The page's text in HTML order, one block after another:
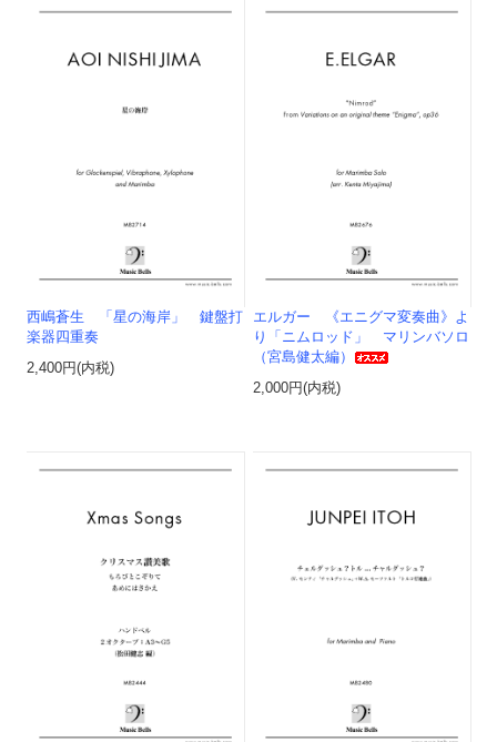
西嶋蒼生 「星の海岸」 鍵盤打
楽器四重奏
2,400円(内税)
エルガー 《エニグマ変奏曲》よ
り「ニムロッド」 マリンバソロ
（宮島健太編）
2,000円(内税)